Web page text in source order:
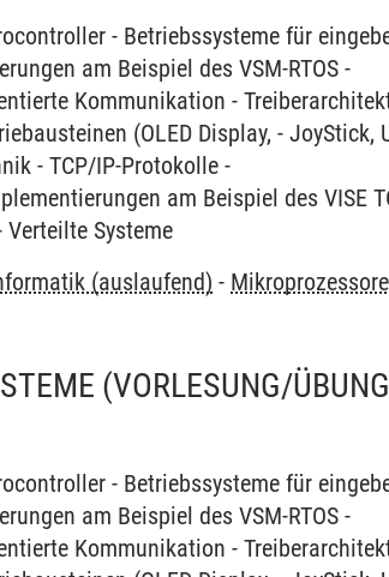
- Betriebssysteme für
am Beispiel des VSM-RTOS -
Kommunikation -
(OLED Display, - JoyStick,
- TCP/IP-Protokolle -
am Beispiel des VISE
Systeme
(auslaufend) -
(VORLESUNG/
- Betriebssysteme für
am Beispiel des VSM-RTOS -
Kommunikation -